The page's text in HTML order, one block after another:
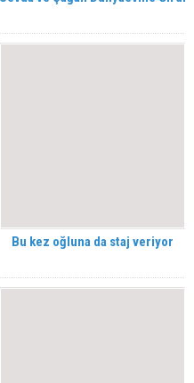
Bu kez oğluna da staj veriyor